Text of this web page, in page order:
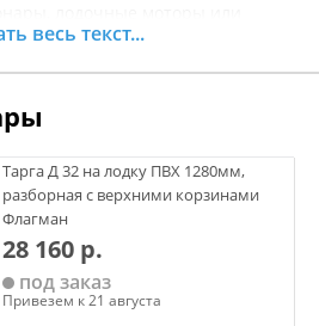
Благодаря разборной
удобным. Изготовлена из
устойчива к воздействию
лучей, что гарантирует
условиях. Нижние корзины очень
принадлежностей и
на лодку не требует
позволяет быстро и легко
передвижения к выходу на
уточнять
весь текст...
Тарга Д 32 на лодку ПВХ 1280мм,
разборная с верхними корзинами
Флагман
28 160 р.
под заказ
Привезем к 21 августа